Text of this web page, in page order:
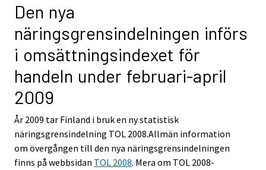
Den nya
näringsgrensindelningen införs
i omsättningsindexet för
handeln under februari-april
2009
År 2009 tar Finland i bruk en ny statistisk
näringsgrensindelning TOL 2008.Allmän information
om övergången till den nya näringsgrensindelningen
finns på webbsidan TOL 2008. Mera om TOL 2008-